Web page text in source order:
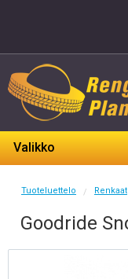
Valikko
Tuoteluettelo / Renkaat